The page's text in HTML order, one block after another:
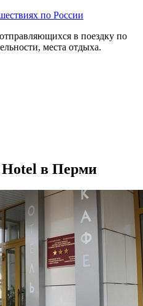
по России
в поездку по
места отдыха.
Hotel в Перми